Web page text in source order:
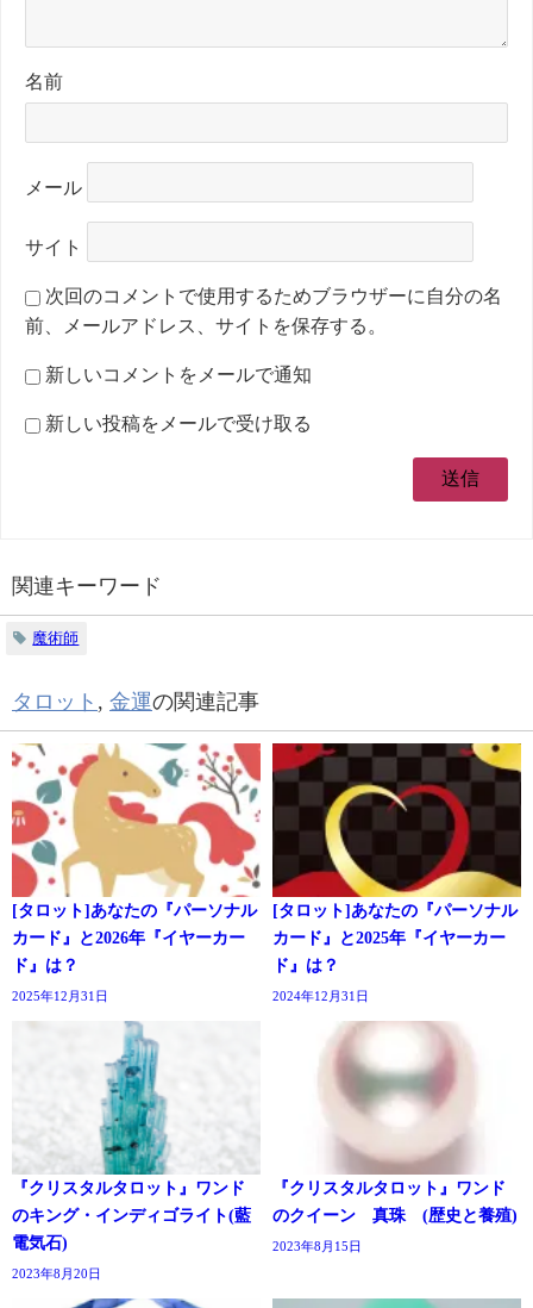
名前
メール
サイト
次回のコメントで使用するためブラウザーに自分の名
前、メールアドレス、サイトを保存する。
新しいコメントをメールで通知
新しい投稿をメールで受け取る
関連キーワード
魔術師
タロット , 金運の関連記事
[タロット]あなたの『パーソナル
カード』と2026年『イヤーカー
ド』は？
2025年12月31日
[タロット]あなたの『パーソナル
カード』と2025年『イヤーカー
ド』は？
2024年12月31日
『クリスタルタロット』ワンド
のキング・インディゴライト(藍
電気石)
2023年8月20日
『クリスタルタロット』ワンド
のクイーン 真珠 (歴史と養殖)
2023年8月15日